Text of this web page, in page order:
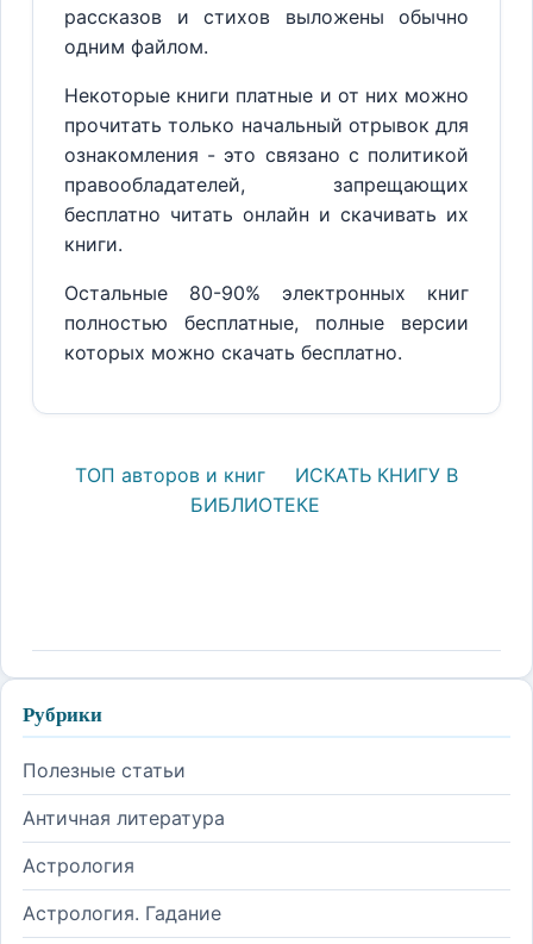
рассказов и стихов выложены обычно
одним файлом.
Некоторые книги платные и от них можно
прочитать только начальный отрывок для
ознакомления - это связано с политикой
правообладателей, запрещающих
бесплатно читать онлайн и скачивать их
книги.
Остальные 80-90% электронных книг
полностью бесплатные, полные версии
которых можно скачать бесплатно.
ТОП авторов и книг
ИСКАТЬ КНИГУ В
БИБЛИОТЕКЕ
Рубрики
Полезные статьи
Античная литература
Астрология
Астрология. Гадание